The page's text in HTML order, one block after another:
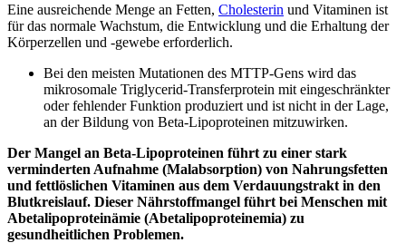
Eine ausreichende Menge an Fetten, Cholesterin und Vitaminen ist
für das normale Wachstum, die Entwicklung und die Erhaltung der
Körperzellen und -gewebe erforderlich.
Bei den meisten Mutationen des MTTP-Gens wird das
mikrosomale Triglycerid-Transferprotein mit eingeschränkter
oder fehlender Funktion produziert und ist nicht in der Lage,
an der Bildung von Beta-Lipoproteinen mitzuwirken.
Der Mangel an Beta-Lipoproteinen führt zu einer stark
verminderten Aufnahme (Malabsorption) von Nahrungsfetten
und fettlöslichen Vitaminen aus dem Verdauungstrakt in den
Blutkreislauf. Dieser Nährstoffmangel führt bei Menschen mit
Abetalipoproteinämie (Abetalipoproteinemia) zu
gesundheitlichen Problemen.